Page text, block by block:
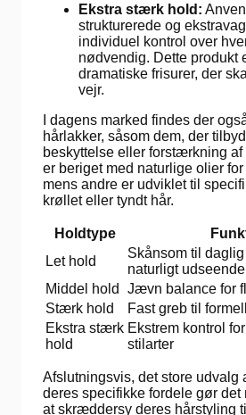
Ekstra stærk hold:
strukturerede og
individuel kontrol over
nødvendig. Dette produkt
dramatiske frisurer, der
vejr.
I dagens marked findes der
hårlakker, såsom dem, der
beskyttelse eller forstærkning af
er beriget med naturlige olier
mens andre er udviklet til
krøllet eller tyndt hår.
Holdtype
Let hold
Skånsom til
naturligt udseende
Middel hold
Jævn balance for
Stærk hold
Fast greb til
Ekstra stærk
hold
Ekstrem kontrol
stilarter
Afslutningsvis, det store udvalg
deres specifikke fordele gør det
at skræddersy deres hårstyling